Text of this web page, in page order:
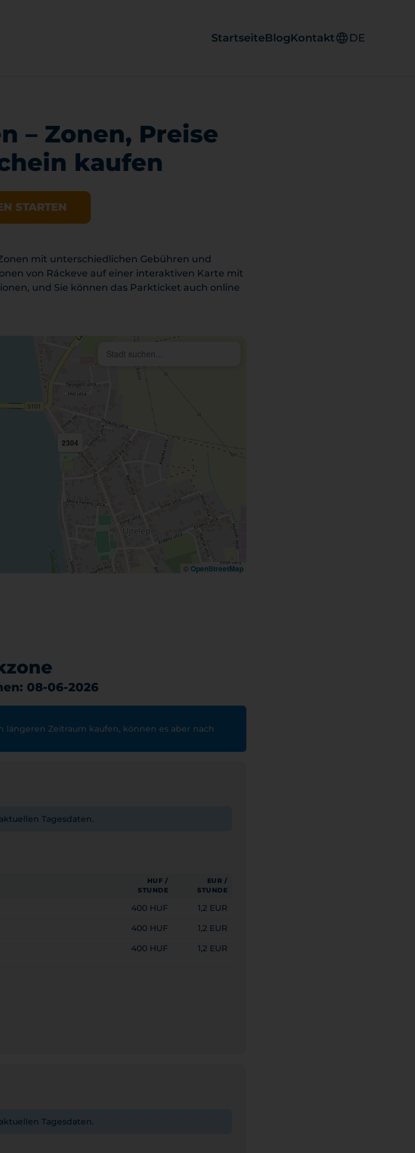
StartseiteBlogKontakt DE
– Zonen, Preise
kaufen
STARTEN
mit unterschiedlichen Gebühren und
von Ráckeve auf einer interaktiven Karte mit
und Sie können das Parkticket auch online
2304
© OpenStreetMap
08-06-2026
Zeitraum kaufen, können es aber nach
Tagesdaten.
HUF /
STUNDE
EUR /
STUNDE
400 HUF
1,2 EUR
400 HUF
1,2 EUR
400 HUF 1,2 EUR
Tagesdaten.